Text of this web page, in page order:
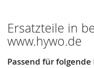
Ersatzteile in
www.hywo.de
Passend für